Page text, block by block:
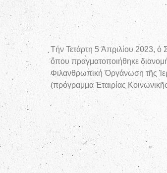
Τήν Τετάρτη 5 Ἀπριλίου 2023, ὁ
ὅπου πραγματοποιήθηκε
Φιλανθρωπική Ὀργάνωση τῆς
(πρόγραμμα Ἐταιρίας